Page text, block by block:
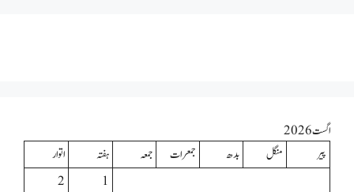
اگست 2026
پیر
منگل بدھ جمعرات جمعہ ہفتہ
اتوار
1
2